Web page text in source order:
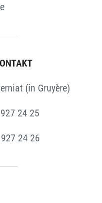
(in Gruyère)
24 25
24 26